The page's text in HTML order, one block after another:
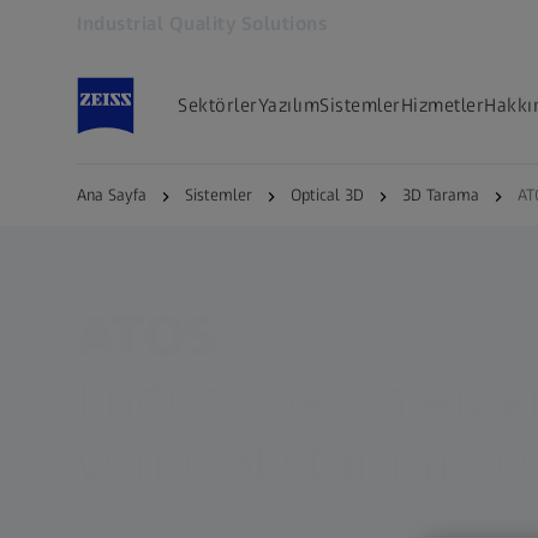
SektörlerYazılımSistemlerHizmetler
Ana Sayfa Sistemler Optical 3D 3D Tarama